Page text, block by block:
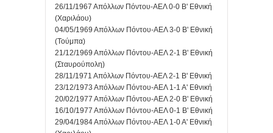
26/11/1967 Απόλλων Πόντου-ΑΕΛ 0-0 Β' Εθνική
(Χαριλάου)
04/05/1969 Απόλλων Πόντου-ΑΕΛ 3-0 Β' Εθνική
(Τούμπα)
21/12/1969 Απόλλων Πόντου-ΑΕΛ 2-1 Β' Εθνική
(Σταυρούπολη)
28/11/1971 Απόλλων Πόντου-ΑΕΛ 2-1 Β' Εθνική
23/12/1973 Απόλλων Πόντου-ΑΕΛ 1-1 Α' Εθνική
20/02/1977 Απόλλων Πόντου-ΑΕΛ 2-0 Β' Εθνική
16/10/1977 Απόλλων Πόντου-ΑΕΛ 0-1 Β' Εθνική
29/04/1984 Απόλλων Πόντου-ΑΕΛ 1-0 Α' Εθνική